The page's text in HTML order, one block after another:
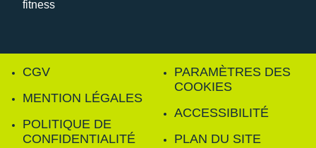
CGV
MENTION LÉGALES
POLITIQUE DE
CONFIDENTIALITÉ
PARAMÈTRES DES
COOKIES
ACCESSIBILITÉ
PLAN DU SITE